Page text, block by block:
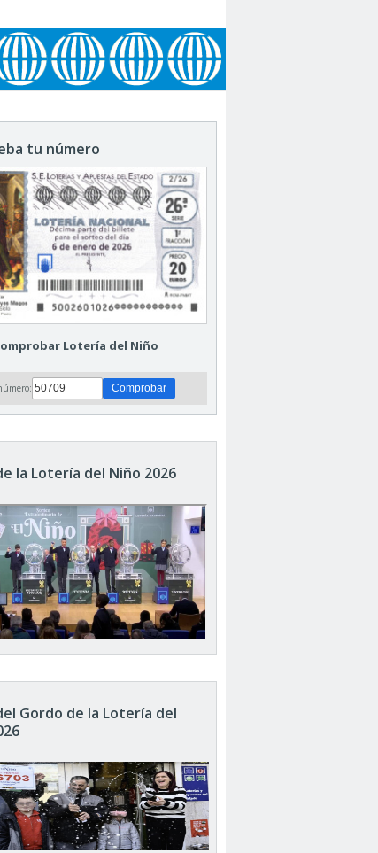
tu número
Lotería del Niño
la Lotería del Niño 2026
Gordo de la Lotería del